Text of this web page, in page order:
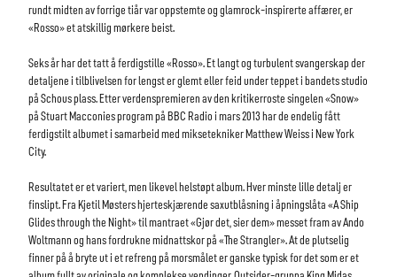
rundt midten av forrige tiår var oppstemte og glamrock-inspirerte affærer, er
«Rosso» et atskillig mørkere beist.
Seks år har det tatt å ferdigstille «Rosso». Et langt og turbulent svangerskap der
detaljene i tilblivelsen for lengst er glemt eller feid under teppet i bandets studio
på Schous plass. Etter verdenspremieren av den kritikerroste singelen «Snow»
på Stuart Macconies program på BBC Radio i mars 2013 har de endelig fått
ferdigstilt albumet i samarbeid med miksetekniker Matthew Weiss i New York
City.
Resultatet er et variert, men likevel helstøpt album. Hver minste lille detalj er
finslipt. Fra Kjetil Møsters hjerteskjærende saxutblåsning i åpningslåta «A Ship
Glides through the Night» til mantraet «Gjør det, sier dem» messet fram av Ando
Woltmann og hans fordrukne midnattskor på «The Strangler». At de plutselig
finner på å bryte ut i et refreng på morsmålet er ganske typisk for det som er et